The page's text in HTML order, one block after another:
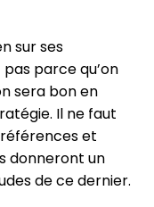
sur ses
parce qu’on
sera bon en
Il ne faut
et
donneront un
de ce dernier.